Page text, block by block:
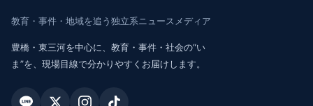
教育・事件・地域を追う独立系ニュースメディア
豊橋・東三河を中心に、教育・事件・社会の“い
ま”を、現場目線で分かりやすくお届けします。